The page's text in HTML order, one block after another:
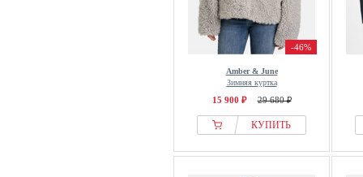
-46%
Amber & June
Зимняя куртка
15 900 ₽ 29 680 ₽
КУПИТЬ